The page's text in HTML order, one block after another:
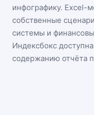
инфографику. Excel-
собственные
системы и
Индексбокс
содержанию отчёта